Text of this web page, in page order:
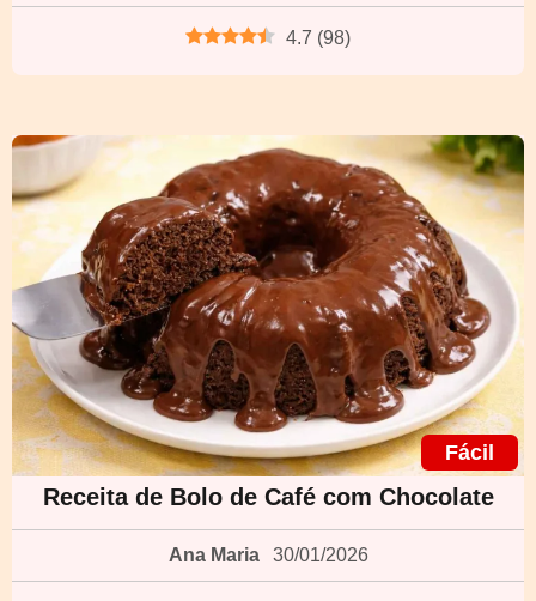
4.7 (98)
Fácil
Receita de Bolo de Café com Chocolate
Ana Maria 30/01/2026